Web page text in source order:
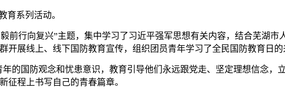
育系列活动。
前行向复兴”主题，集中学习了习近平强军思想有关内容，结合芜湖
开展线上、线下国防教育宣传，组织团员青年学习了全民国防教育日
的国防观念和忧患意识，教育引导他们永远跟党走、坚定理想信念，
征程上书写自己的青春篇章。